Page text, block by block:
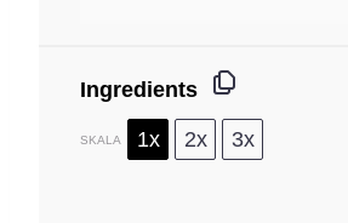
Ingredients
SKALA 1x 2x 3x